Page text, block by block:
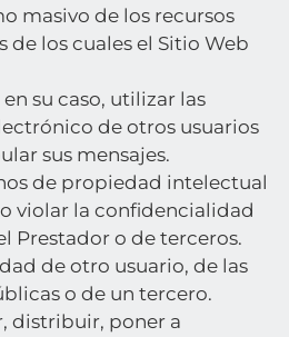
masivo de los recursos
de los cuales el Sitio Web
su caso, utilizar las
de otros usuarios
sus mensajes.
de propiedad intelectual
violar la confidencialidad
Prestador o de terceros.
de otro usuario, de las
o de un tercero.
distribuir, poner a